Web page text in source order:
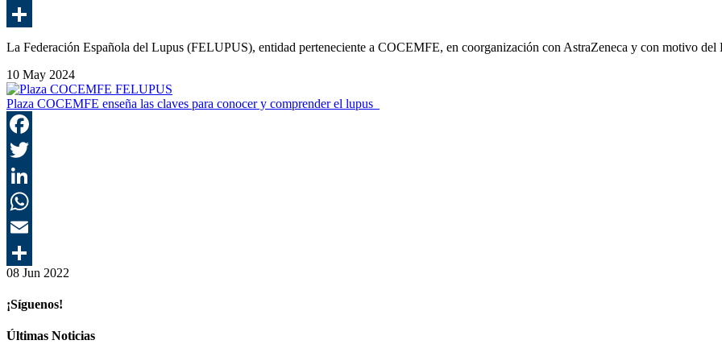
La Federación Española del Lupus (FELUPUS), entidad perteneciente a COCEMFE, en coorganización con AstraZeneca y con motivo
10 May 2024
Plaza COCEMFE enseña las claves para conocer y comprender el lupus
08 Jun 2022
¡Síguenos!
Últimas Noticias